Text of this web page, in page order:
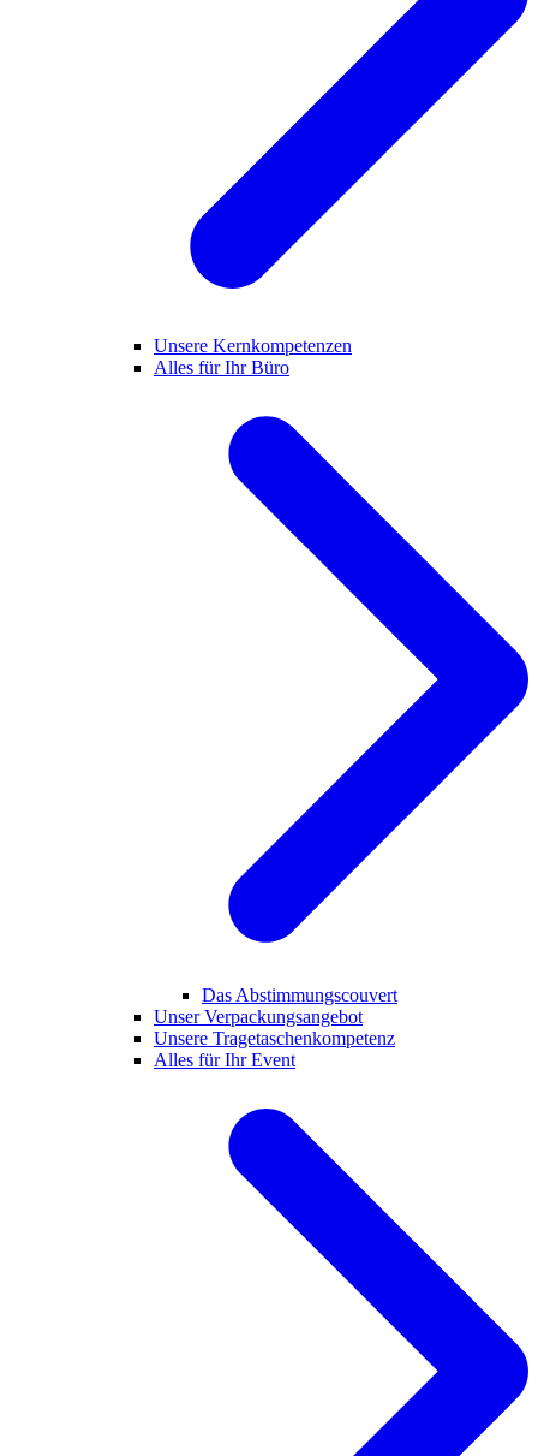
Unsere Kernkompetenzen
Alles für Ihr Büro
Das Abstimmungscouvert
Unser Verpackungsangebot
Unsere Tragetaschenkompetenz
Alles für Ihr Event